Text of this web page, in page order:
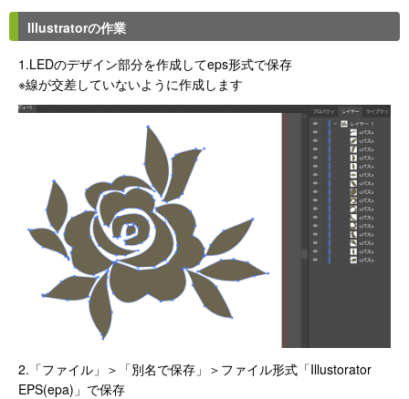
Illustratorの作業
1.LEDのデザイン部分を作成してeps形式で保存
※線が交差していないように作成します
2.「ファイル」＞「別名で保存」＞ファイル形式「Illustorator
EPS(epa)」で保存